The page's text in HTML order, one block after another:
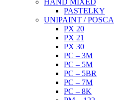
HAND MIXED
PASTELKY
UNIPAINT / POSCA
PX 20
PX 21
PX 30
PC – 3M
PC – 5M
PC – 5BR
PC – 7M
PC – 8K